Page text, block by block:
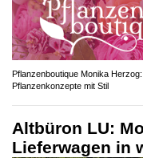
Pflanzenboutique Monika
Pflanzenkonzepte mit Stil
Altbüron LU:
Lieferwagen in